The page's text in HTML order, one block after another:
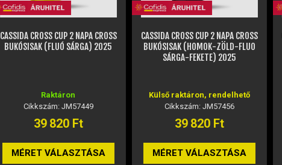
CASSIDA CROSS CUP 2 NAPA CROSS
BUKÓSISAK (FLUÓ SÁRGA) 2025
Raktáron
Cikkszám: JM57449
39 820 Ft
MÉRET VÁLASZTÁSA
CASSIDA CROSS CUP 2 NAPA CROSS
BUKÓSISAK (HOMOK-ZÖLD-FLUO
SÁRGA-FEKETE) 2025
Külső raktáron, rendelhető
Cikkszám: JM57456
39 820 Ft
MÉRET VÁLASZTÁSA